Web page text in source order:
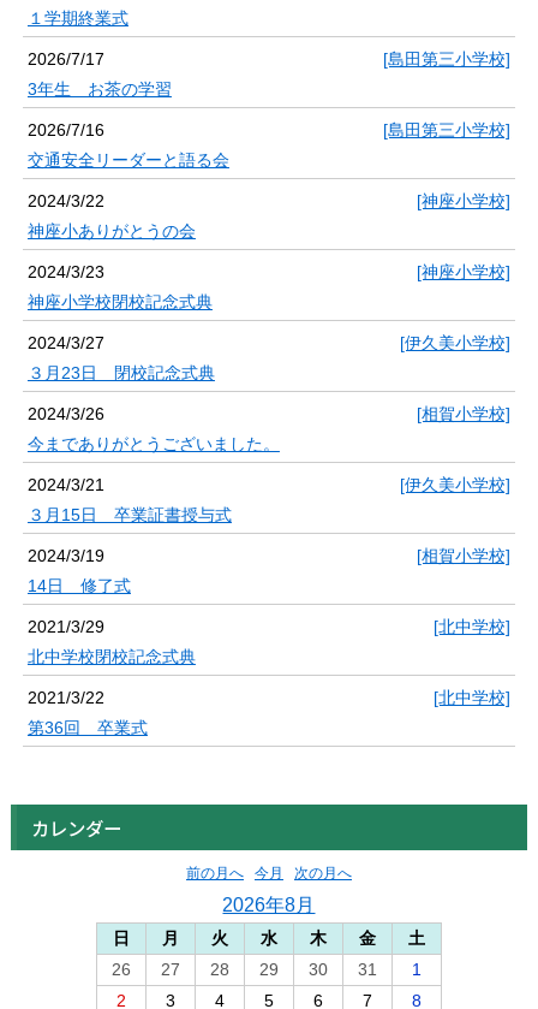
１学期終業式
2026/7/17
[島田第三小学校]
3年生 お茶の学習
2026/7/16
[島田第三小学校]
交通安全リーダーと語る会
2024/3/22
[神座小学校]
神座小ありがとうの会
2024/3/23
[神座小学校]
神座小学校閉校記念式典
2024/3/27
[伊久美小学校]
３月23日 閉校記念式典
2024/3/26
[相賀小学校]
今までありがとうございました。
2024/3/21
[伊久美小学校]
３月15日 卒業証書授与式
2024/3/19
[相賀小学校]
14日 修了式
2021/3/29
[北中学校]
北中学校閉校記念式典
2021/3/22
[北中学校]
第36回 卒業式
カレンダー
前の月へ 今月 次の月へ
2026年8月
日 月 火 水 木 金
土
26
27 28 29 30 31
1
2
3 4 5 6 7 8